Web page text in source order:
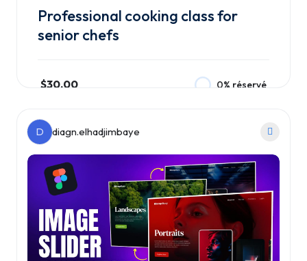
Professional cooking class for
senior chefs
$30.00 0% réservé
D diagn.elhadjimbaye